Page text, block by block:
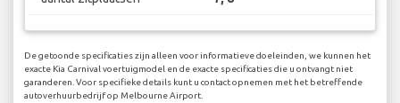
De getoonde specificaties zijn alleen voor informatieve doeleinden, we kunnen het
exacte Kia Carnival voertuigmodel en de exacte specificaties die u ontvangt niet
garanderen. Voor specifieke details kunt u contact opnemen met het betreffende
autoverhuurbedrijf op Melbourne Airport.